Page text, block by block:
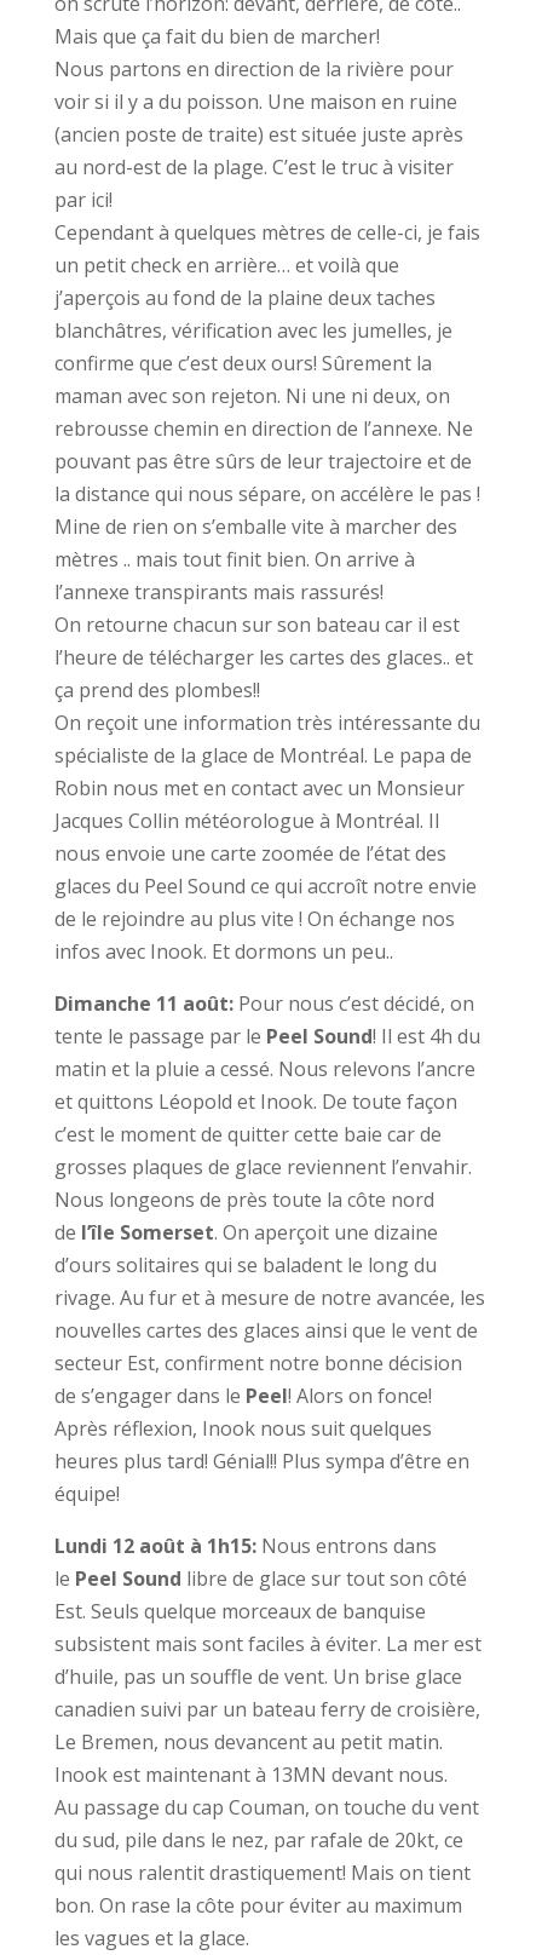
Mais que ça fait du bien de marcher!
Nous partons en direction de la rivière pour
voir si il y a du poisson. Une maison en ruine
(ancien poste de traite) est située juste après
au nord-est de la plage. C’est le truc à visiter
par ici!
Cependant à quelques mètres de celle-ci, je fais
un petit check en arrière… et voilà que
j’aperçois au fond de la plaine deux taches
blanchâtres, vérification avec les jumelles, je
confirme que c’est deux ours! Sûrement la
maman avec son rejeton. Ni une ni deux, on
rebrousse chemin en direction de l’annexe. Ne
pouvant pas être sûrs de leur trajectoire et de
la distance qui nous sépare, on accélère le pas !
Mine de rien on s’emballe vite à marcher des
mètres .. mais tout finit bien. On arrive à
l’annexe transpirants mais rassurés!
On retourne chacun sur son bateau car il est
l’heure de télécharger les cartes des glaces.. et
ça prend des plombes!!
On reçoit une information très intéressante du
spécialiste de la glace de Montréal. Le papa de
Robin nous met en contact avec un Monsieur
Jacques Collin météorologue à Montréal. Il
nous envoie une carte zoomée de l’état des
glaces du Peel Sound ce qui accroît notre envie
de le rejoindre au plus vite ! On échange nos
infos avec Inook. Et dormons un peu..
Dimanche 11 août:Pour nous c’est décidé, on
tente le passage par le Peel Sound! Il est 4h du
matin et la pluie a cessé. Nous relevons l’ancre
et quittons Léopold et Inook. De toute façon
c’est le moment de quitter cette baie car de
grosses plaques de glace reviennent l’envahir.
Nous longeons de près toute la côte nord
de l’île Somerset. On aperçoit une dizaine
d’ours solitaires qui se baladent le long du
rivage. Au fur et à mesure de notre avancée, les
nouvelles cartes des glaces ainsi que le vent de
secteur Est, confirment notre bonne décision
de s’engager dans le Peel! Alors on fonce!
Après réflexion, Inook nous suit quelques
heures plus tard! Génial!! Plus sympa d’être en
équipe!
Lundi 12 août à 1h15: Nous entrons dans
le Peel Sound libre de glace sur tout son côté
Est. Seuls quelque morceaux de banquise
subsistent mais sont faciles à éviter. La mer est
d’huile, pas un souffle de vent. Un brise glace
canadien suivi par un bateau ferry de croisière,
Le Bremen, nous devancent au petit matin.
Inook est maintenant à 13MN devant nous.
Au passage du cap Couman, on touche du vent
du sud, pile dans le nez, par rafale de 20kt, ce
qui nous ralentit drastiquement! Mais on tient
bon. On rase la côte pour éviter au maximum
les vagues et la glace.